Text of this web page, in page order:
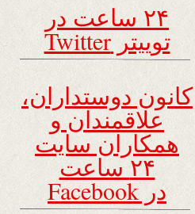
۲۴ ساعت در
توییتر Twitter
کانون دوستداران،
علاقمندان و
همکاران سایت
۲۴ ساعت
در Facebook